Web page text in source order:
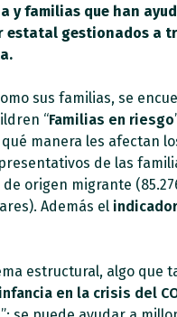
familias que han
gestionados a
sus familias, se
“Familias en riesgo
manera les afectan
de las
origen migrante
Además el indicador
estructural, algo
en la crisis del